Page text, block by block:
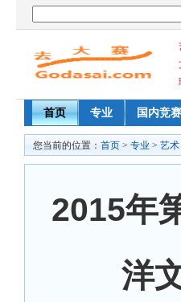
首页 专业 国内竞赛
您当前的位置： 首页 > 专业 > 艺术
2015年
洋